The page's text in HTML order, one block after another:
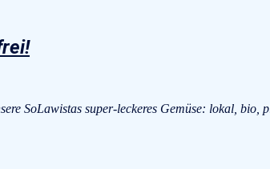
SoLawistas super-leckeres Gemüse: lokal,